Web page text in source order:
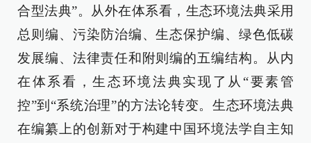
合型法典”。从外在体系看，生态环境法典采用
总则编、污染防治编、生态保护编、绿色低碳
发展编、法律责任和附则编的五编结构。从内
在体系看，生态环境法典实现了从“要素管
控”到“系统治理”的方法论转变。生态环境法典
在编纂上的创新对于构建中国环境法学自主知